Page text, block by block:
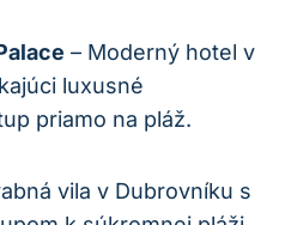
– Moderný hotel v
luxusné
priamo na pláž.
vila v Dubrovníku s